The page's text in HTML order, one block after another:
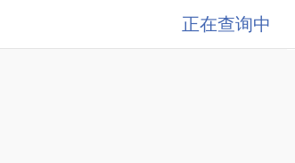
正在查询中